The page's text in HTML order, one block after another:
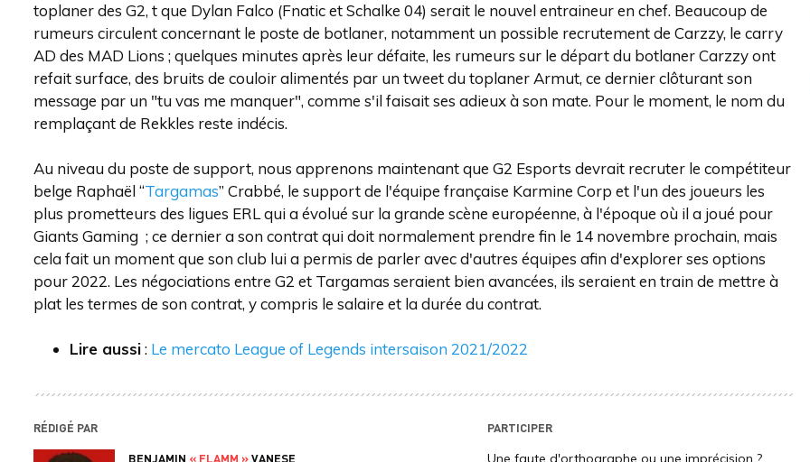
toplaner des G2, t que Dylan Falco (Fnatic et Schalke 04) serait le nouvel entraineur en chef. Beaucoup de
rumeurs circulent concernant le poste de botlaner, notamment un possible recrutement de Carzzy, le carry
AD des MAD Lions ; quelques minutes après leur défaite, les rumeurs sur le départ du botlaner Carzzy ont
refait surface, des bruits de couloir alimentés par un tweet du toplaner Armut, ce dernier clôturant son
message par un "tu vas me manquer", comme s'il faisait ses adieux à son mate. Pour le moment, le nom du
remplaçant de Rekkles reste indécis.
Au niveau du poste de support, nous apprenons maintenant que G2 Esports devrait recruter le compétiteur
belge Raphaël “Targamas” Crabbé, le support de l'équipe française Karmine Corp et l'un des joueurs les
plus prometteurs des ligues ERL qui a évolué sur la grande scène européenne, à l'époque où il a joué pour
Giants Gaming ; ce dernier a son contrat qui doit normalement prendre fin le 14 novembre prochain, mais
cela fait un moment que son club lui a permis de parler avec d'autres équipes afin d'explorer ses options
pour 2022. Les négociations entre G2 et Targamas seraient bien avancées, ils seraient en train de mettre à
plat les termes de son contrat, y compris le salaire et la durée du contrat.
Lire aussi: Le mercato League of Legends intersaison 2021/2022
RÉDIGÉ PAR
BENJAMIN « FLAMM »VANESE
PARTICIPER
Une faute d'orthographe ou une imprécision ?